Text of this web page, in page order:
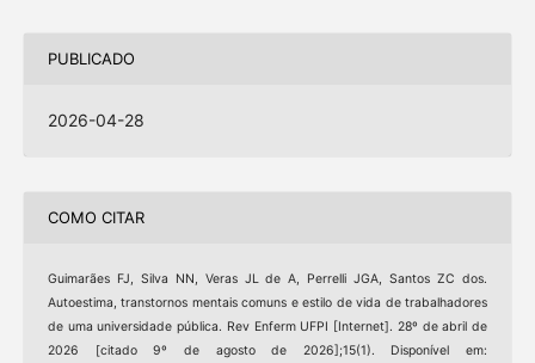
PUBLICADO
2026-04-28
COMO CITAR
Guimarães FJ, Silva NN, Veras JL de A, Perrelli JGA, Santos ZC dos.
Autoestima, transtornos mentais comuns e estilo de vida de trabalhadores
de uma universidade pública. Rev Enferm UFPI [Internet]. 28º de abril de
2026 [citado 9º de agosto de 2026];15(1). Disponível em: